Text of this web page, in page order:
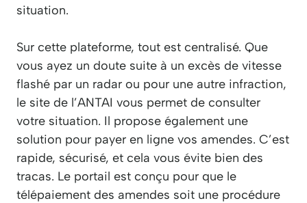
situation.
Sur cette plateforme, tout est centralisé. Que
vous ayez un doute suite à un excès de vitesse
flashé par un radar ou pour une autre infraction,
le site de l’ANTAI vous permet de consulter
votre situation. Il propose également une
solution pour payer en ligne vos amendes. C’est
rapide, sécurisé, et cela vous évite bien des
tracas. Le portail est conçu pour que le
télépaiement des amendes soit une procédure